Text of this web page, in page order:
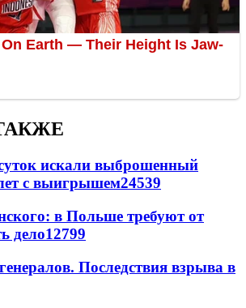
искали выброшенный
с выигрышем24539
в Польше требуют от
дело12799
Последствия взрыва в